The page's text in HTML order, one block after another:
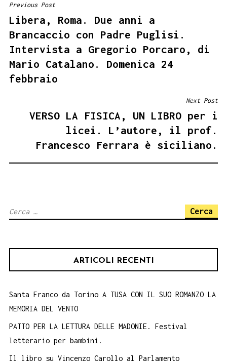
NAVIGAZIONE
ARTICOLI
Previous Post
Libera, Roma. Due anni a
Brancaccio con Padre Puglisi.
Intervista a Gregorio Porcaro, di
Mario Catalano. Domenica 24
febbraio
Next Post
VERSO LA FISICA, UN LIBRO per i
licei. L’autore, il prof.
Francesco Ferrara è siciliano.
Ricerca
ARTICOLI RECENTI
Santa Franco da Torino A TUSA CON IL SUO ROMANZO LA
MEMORIA DEL VENTO
PATTO PER LA LETTURA DELLE MADONIE. Festival
letterario per bambini.
Il libro su Vincenzo Carollo al Parlamento